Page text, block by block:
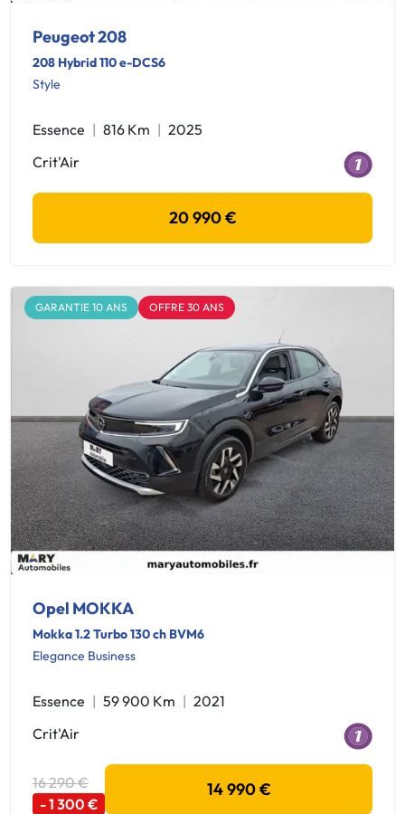
Peugeot 208
208 Hybrid 110 e-DCS6
Style
Essence 816 Km
2025
Crit'Air
20 990 €
GARANTIE 10 ANS OFFRE 30 ANS
Opel MOKKA
Mokka 1.2 Turbo 130 ch BVM6
Elegance Business
Essence 59 900 Km
2021
Crit'Air
16 290 €
- 1 300 €
14 990 €